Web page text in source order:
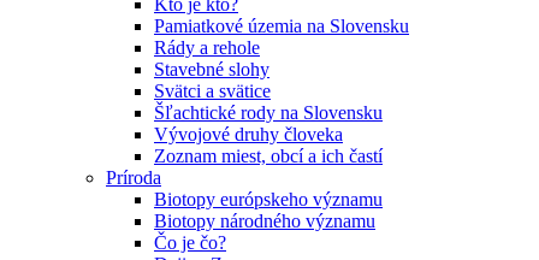
Pamiatkové územia na Slovensku
Rády a rehole
Stavebné slohy
Svätci a svätice
Šľachtické rody na Slovensku
Vývojové druhy človeka
Zoznam miest, obcí a ich častí
Príroda
Biotopy európskeho významu
Biotopy národného významu
Čo je čo?